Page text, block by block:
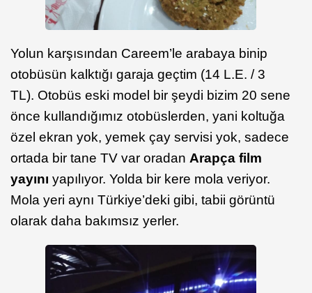
Yolun karşısından Careem’le arabaya binip
otobüsün kalktığı garaja geçtim (14 L.E. / 3
TL). Otobüs eski model bir şeydi bizim 20 sene
önce kullandığımız otobüslerden, yani koltuğa
özel ekran yok, yemek çay servisi yok, sadece
ortada bir tane TV var oradan Arapça film
yayını yapılıyor. Yolda bir kere mola veriyor.
Mola yeri aynı Türkiye’deki gibi, tabii görüntü
olarak daha bakımsız yerler.